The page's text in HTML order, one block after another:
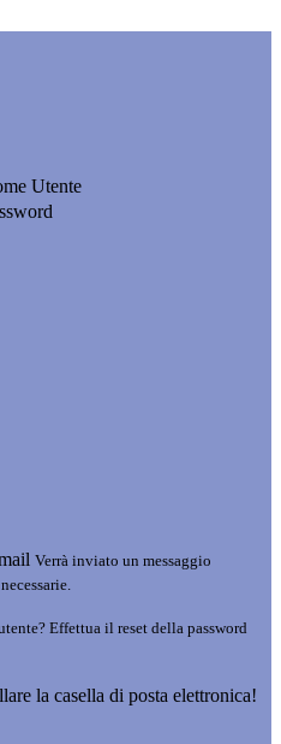
Utente
Verrà inviato un messaggio
Effettua il reset della password
la casella di posta elettronica!